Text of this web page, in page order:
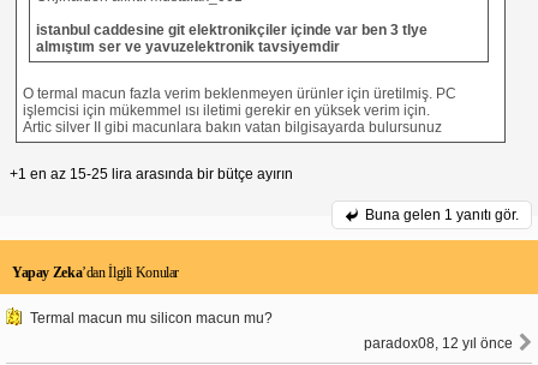
istanbul caddesine git elektronikçiler içinde var ben 3 tlye
almıştım ser ve yavuzelektronik tavsiyemdir
O termal macun fazla verim beklenmeyen ürünler için üretilmiş. PC
işlemcisi için mükemmel ısı iletimi gerekir en yüksek verim için.
Artic silver II gibi macunlara bakın vatan bilgisayarda bulursunuz
+1 en az 15-25 lira arasında bir bütçe ayırın
Buna gelen 1 yanıtı gör.
Yapay Zeka’dan İlgili Konular
Termal macun mu silicon macun mu?
paradox08, 12 yıl önce